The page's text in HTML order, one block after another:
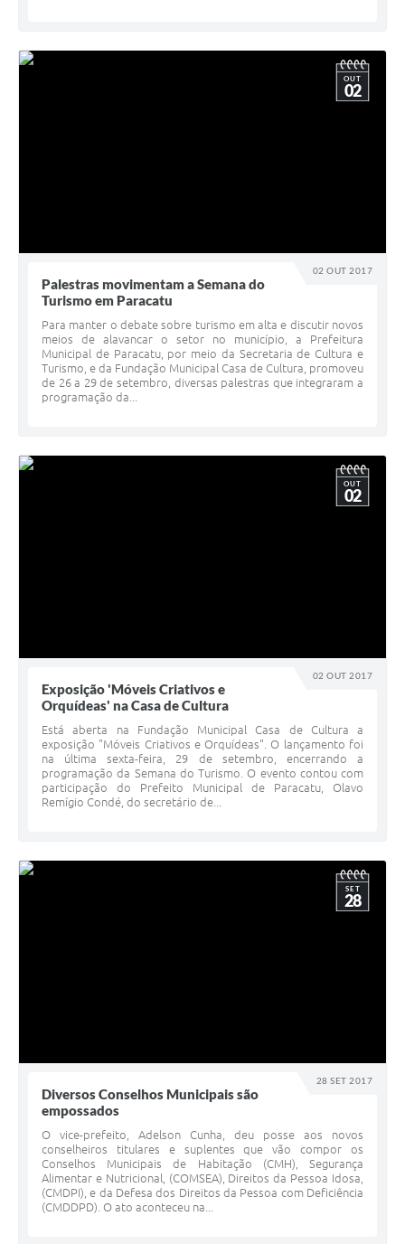
02 OUT 2017
OUT
02
Palestras movimentam a Semana do
Turismo em Paracatu
Para manter o debate sobre turismo em alta e discutir novos
meios de alavancar o setor no município, a Prefeitura
Municipal de Paracatu, por meio da Secretaria de Cultura e
Turismo, e da Fundação Municipal Casa de Cultura, promoveu
de 26 a 29 de setembro, diversas palestras que integraram a
programação da...
02 OUT 2017
OUT
02
Exposição 'Móveis Criativos e
Orquídeas' na Casa de Cultura
Está aberta na Fundação Municipal Casa de Cultura a
exposição "Móveis Criativos e Orquídeas". O lançamento foi
na última sexta-feira, 29 de setembro, encerrando a
programação da Semana do Turismo. O evento contou com
participação do Prefeito Municipal de Paracatu, Olavo
Remígio Condé, do secretário de...
28 SET 2017
SET
28
Diversos Conselhos Municipais são
empossados
O vice-prefeito, Adelson Cunha, deu posse aos novos
conselheiros titulares e suplentes que vão compor os
Conselhos Municipais de Habitação (CMH), Segurança
Alimentar e Nutricional, (COMSEA), Direitos da Pessoa Idosa,
(CMDPI), e da Defesa dos Direitos da Pessoa com Deficiência
(CMDDPD). O ato aconteceu na...